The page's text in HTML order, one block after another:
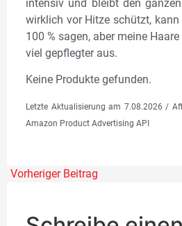
intensiv und bleibt den
wirklich vor Hitze schützt,
100 % sagen, aber meine
viel gepflegter aus.
Keine Produkte gefunden.
Letzte Aktualisierung am 7.08.2026 /
Amazon Product Advertising API
Vorheriger Beitrag